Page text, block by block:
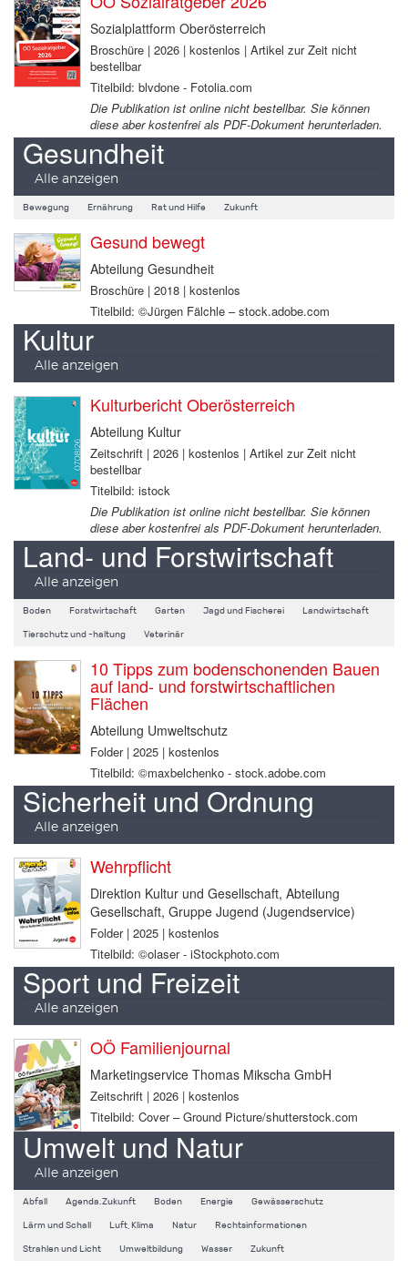
Sozialplattform Oberösterreich
Broschüre | 2026 | kostenlos | Artikel zur Zeit nicht
bestellbar
Titelbild: blvdone - Fotolia.com
Die Publikation ist online nicht bestellbar. Sie können
diese aber kostenfrei als PDF-Dokument herunterladen.
Gesundheit
Alle anzeigen
Bewegung Ernährung Rat und Hilfe Zukunft
Gesund bewegt
Abteilung Gesundheit
Broschüre | 2018 | kostenlos
Titelbild: ©Jürgen Fälchle – stock.adobe.com
Kultur
Alle anzeigen
Kulturbericht Oberösterreich
Abteilung Kultur
Zeitschrift | 2026 | kostenlos | Artikel zur Zeit nicht
bestellbar
Titelbild: istock
Die Publikation ist online nicht bestellbar. Sie können
diese aber kostenfrei als PDF-Dokument herunterladen.
Land- und Forstwirtschaft
Alle anzeigen
Boden Forstwirtschaft Garten Jagd und Fischerei Landwirtschaft
Tierschutz und -haltung Veterinär
10 Tipps zum bodenschonenden Bauen
auf land- und forstwirtschaftlichen
Flächen
Abteilung Umweltschutz
Folder | 2025 | kostenlos
Titelbild: ©maxbelchenko - stock.adobe.com
Sicherheit und Ordnung
Alle anzeigen
Wehrpflicht
Direktion Kultur und Gesellschaft, Abteilung
Gesellschaft, Gruppe Jugend (Jugendservice)
Folder | 2025 | kostenlos
Titelbild: ©olaser - iStockphoto.com
Sport und Freizeit
Alle anzeigen
OÖ Familienjournal
Marketingservice Thomas Mikscha GmbH
Zeitschrift | 2026 | kostenlos
Titelbild: Cover – Ground Picture/shutterstock.com
Umwelt und Natur
Alle anzeigen
Abfall Agenda.Zukunft Boden Energie Gewässerschutz
Lärm und Schall Luft, Klima Natur Rechtsinformationen
Strahlen und Licht Umweltbildung Wasser Zukunft